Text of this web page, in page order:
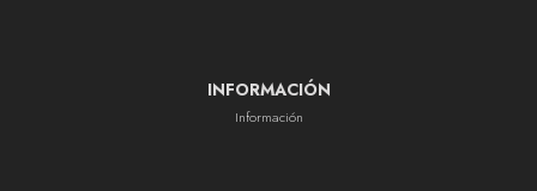
INFORMACIÓN
Información